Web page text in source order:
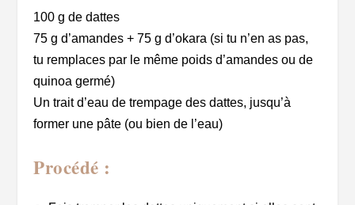
100 g de dattes
75 g d’amandes + 75 g d’okara (si tu n’en as pas,
tu remplaces par le même poids d’amandes ou de
quinoa germé)
Un trait d’eau de trempage des dattes, jusqu’à
former une pâte (ou bien de l’eau)
Procédé :